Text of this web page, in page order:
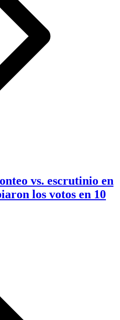
vs. escrutinio en
los votos en 10